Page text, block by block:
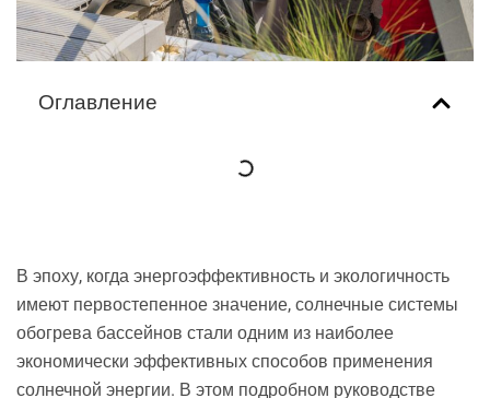
Оглавление
В эпоху, когда энергоэффективность и экологичность
имеют первостепенное значение, солнечные системы
обогрева бассейнов стали одним из наиболее
экономически эффективных способов применения
солнечной энергии. В этом подробном руководстве